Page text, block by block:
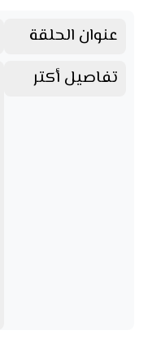
عنوان الحلقة
تفاصيل أكتر